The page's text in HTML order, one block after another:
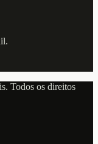
. Todos os direitos